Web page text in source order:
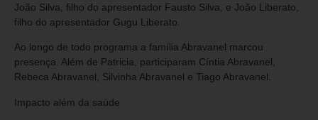
João Silva, filho do apresentador Fausto Silva, e João Liberato,
filho do apresentador Gugu Liberato.
Ao longo de todo programa a família Abravanel marcou
presença. Além de Patricia, participaram Cíntia Abravanel,
Rebeca Abravanel, Silvinha Abravanel e Tiago Abravanel.
Impacto além da saúde